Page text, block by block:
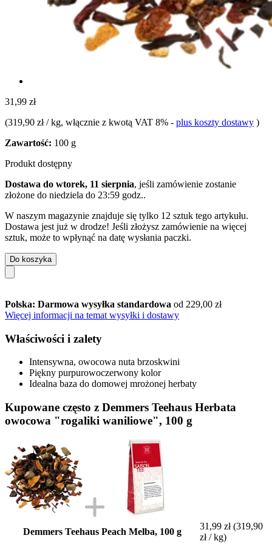
31,99 zł
(319,90 zł / kg, włącznie z kwotą VAT 8% - plus koszty dostawy )
Zawartość: 100 g
Produkt dostępny
Dostawa do wtorek, 11 sierpnia, jeśli zamówienie zostanie
złożone do niedziela do 23:59 godz..
W naszym magazynie znajduje się tylko 12 sztuk tego artykułu.
Dostawa jest już w drodze! Jeśli złożysz zamówienie na więcej
sztuk, może to wpłynąć na datę wysłania paczki.
Do koszyka
Polska: Darmowa wysyłka standardowa od 229,00 zł
Więcej informacji na temat wysyłki i dostawy
Właściwości i zalety
Intensywna, owocowa nuta brzoskwini
Piękny purpurowoczerwony kolor
Idealna baza do domowej mrożonej herbaty
Kupowane często z Demmers Teehaus Herbata
owocowa "rogaliki waniliowe", 100 g
Demmers Teehaus Peach Melba, 100 g
31,99 zł (319,90
zł / kg)